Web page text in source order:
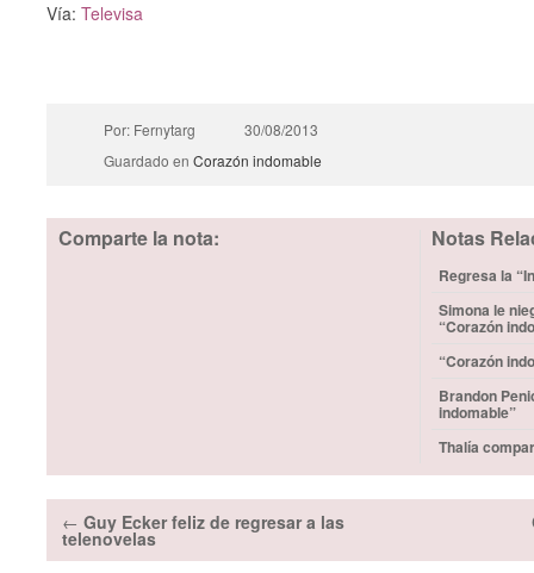
Vía:Televisa
Por: Fernytarg
30/08/2013
Guardado en Corazón indomable
Comparte la nota: Notas
Regresa la
Simona le
“Corazón
“Corazón
Brandon
indomable”
Thalía
← Guy Ecker feliz de regresar a las
telenovelas